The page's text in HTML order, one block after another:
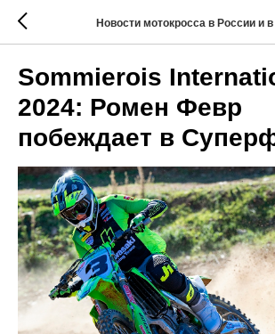
Новости мотокросса в России и
Sommierois
2024: Ромен Февр
побеждает в